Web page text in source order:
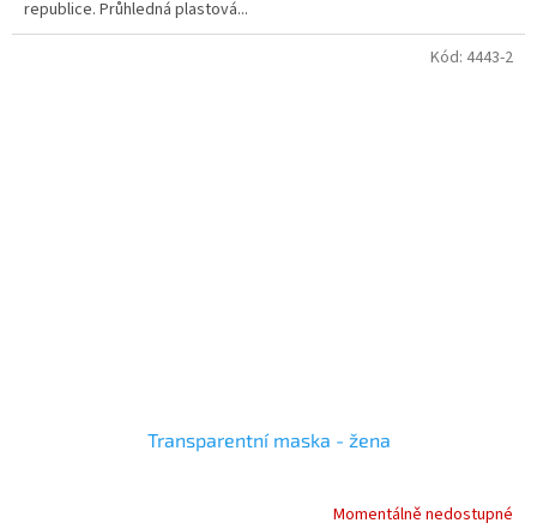
republice. Průhledná plastová...
Transparentní maska - žena
Momentálně nedostupné
Kód: 4443-2